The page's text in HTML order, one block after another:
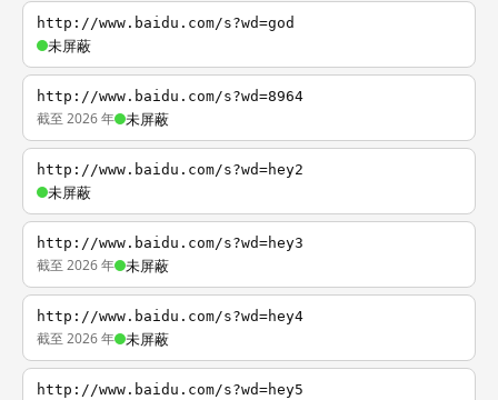
http://www.baidu.com/s?wd=god
未屏蔽
http://www.baidu.com/s?wd=8964
截至 2026 年 未屏蔽
http://www.baidu.com/s?wd=hey2
未屏蔽
http://www.baidu.com/s?wd=hey3
截至 2026 年 未屏蔽
http://www.baidu.com/s?wd=hey4
截至 2026 年 未屏蔽
http://www.baidu.com/s?wd=hey5